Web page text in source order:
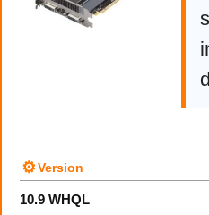
⚙Version
10.9 WHQL